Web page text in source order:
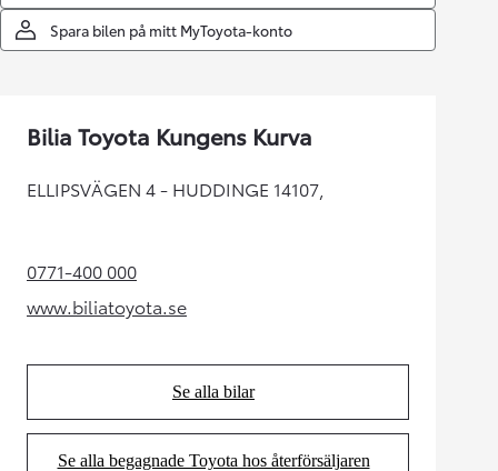
Spara bilen på mitt MyToyota-konto
Bilia Toyota Kungens Kurva
ELLIPSVÄGEN 4 - HUDDINGE 14107,
0771-400 000(Opens in new tab)
www.biliatoyota.se
(Opens in new tab)
Se alla bilar
(Opens in new tab)
Se alla begagnade Toyota hos återförsäljaren